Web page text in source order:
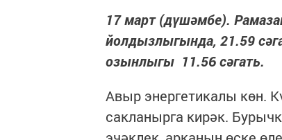
17 март (дүшәмбе).
йолдызлыгында, 21.59
озынлыгы 11.56 сәгать.
Авыр энергетикалы көн.
сакланырга кирәк.